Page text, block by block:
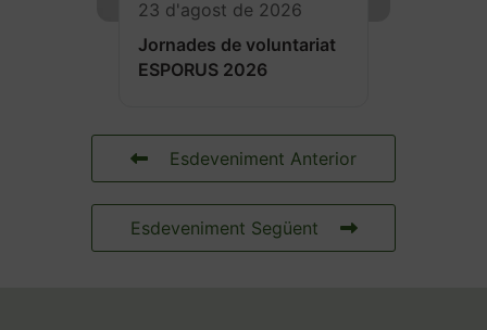
23 d'agost de 2026
Jornades de voluntariat
ESPORUS 2026
Esdeveniment Anterior
Esdeveniment Següent